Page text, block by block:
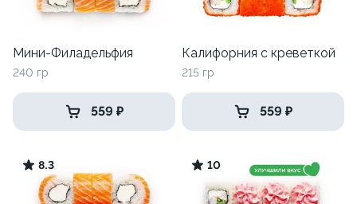
Мини-Филадельфия
240 гр
559 ₽
Калифорния с креветкой
215 гр
559 ₽
8.3 10